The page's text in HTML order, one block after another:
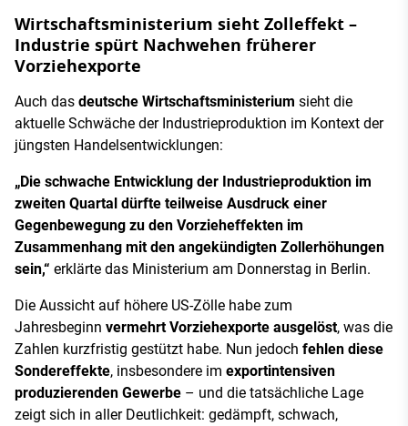
Wirtschaftsministerium sieht Zolleffekt –
Industrie spürt Nachwehen früherer
Vorziehexporte
Auch das deutsche Wirtschaftsministerium sieht die
aktuelle Schwäche der Industrieproduktion im Kontext der
jüngsten Handelsentwicklungen:
„Die schwache Entwicklung der Industrieproduktion im
zweiten Quartal dürfte teilweise Ausdruck einer
Gegenbewegung zu den Vorzieheffekten im
Zusammenhang mit den angekündigten Zollerhöhungen
sein,“ erklärte das Ministerium am Donnerstag in Berlin.
Die Aussicht auf höhere US-Zölle habe zum
Jahresbeginn vermehrt Vorziehexporte ausgelöst, was die
Zahlen kurzfristig gestützt habe. Nun jedoch fehlen diese
Sondereffekte, insbesondere im exportintensiven
produzierenden Gewerbe – und die tatsächliche Lage
zeigt sich in aller Deutlichkeit: gedämpft, schwach,